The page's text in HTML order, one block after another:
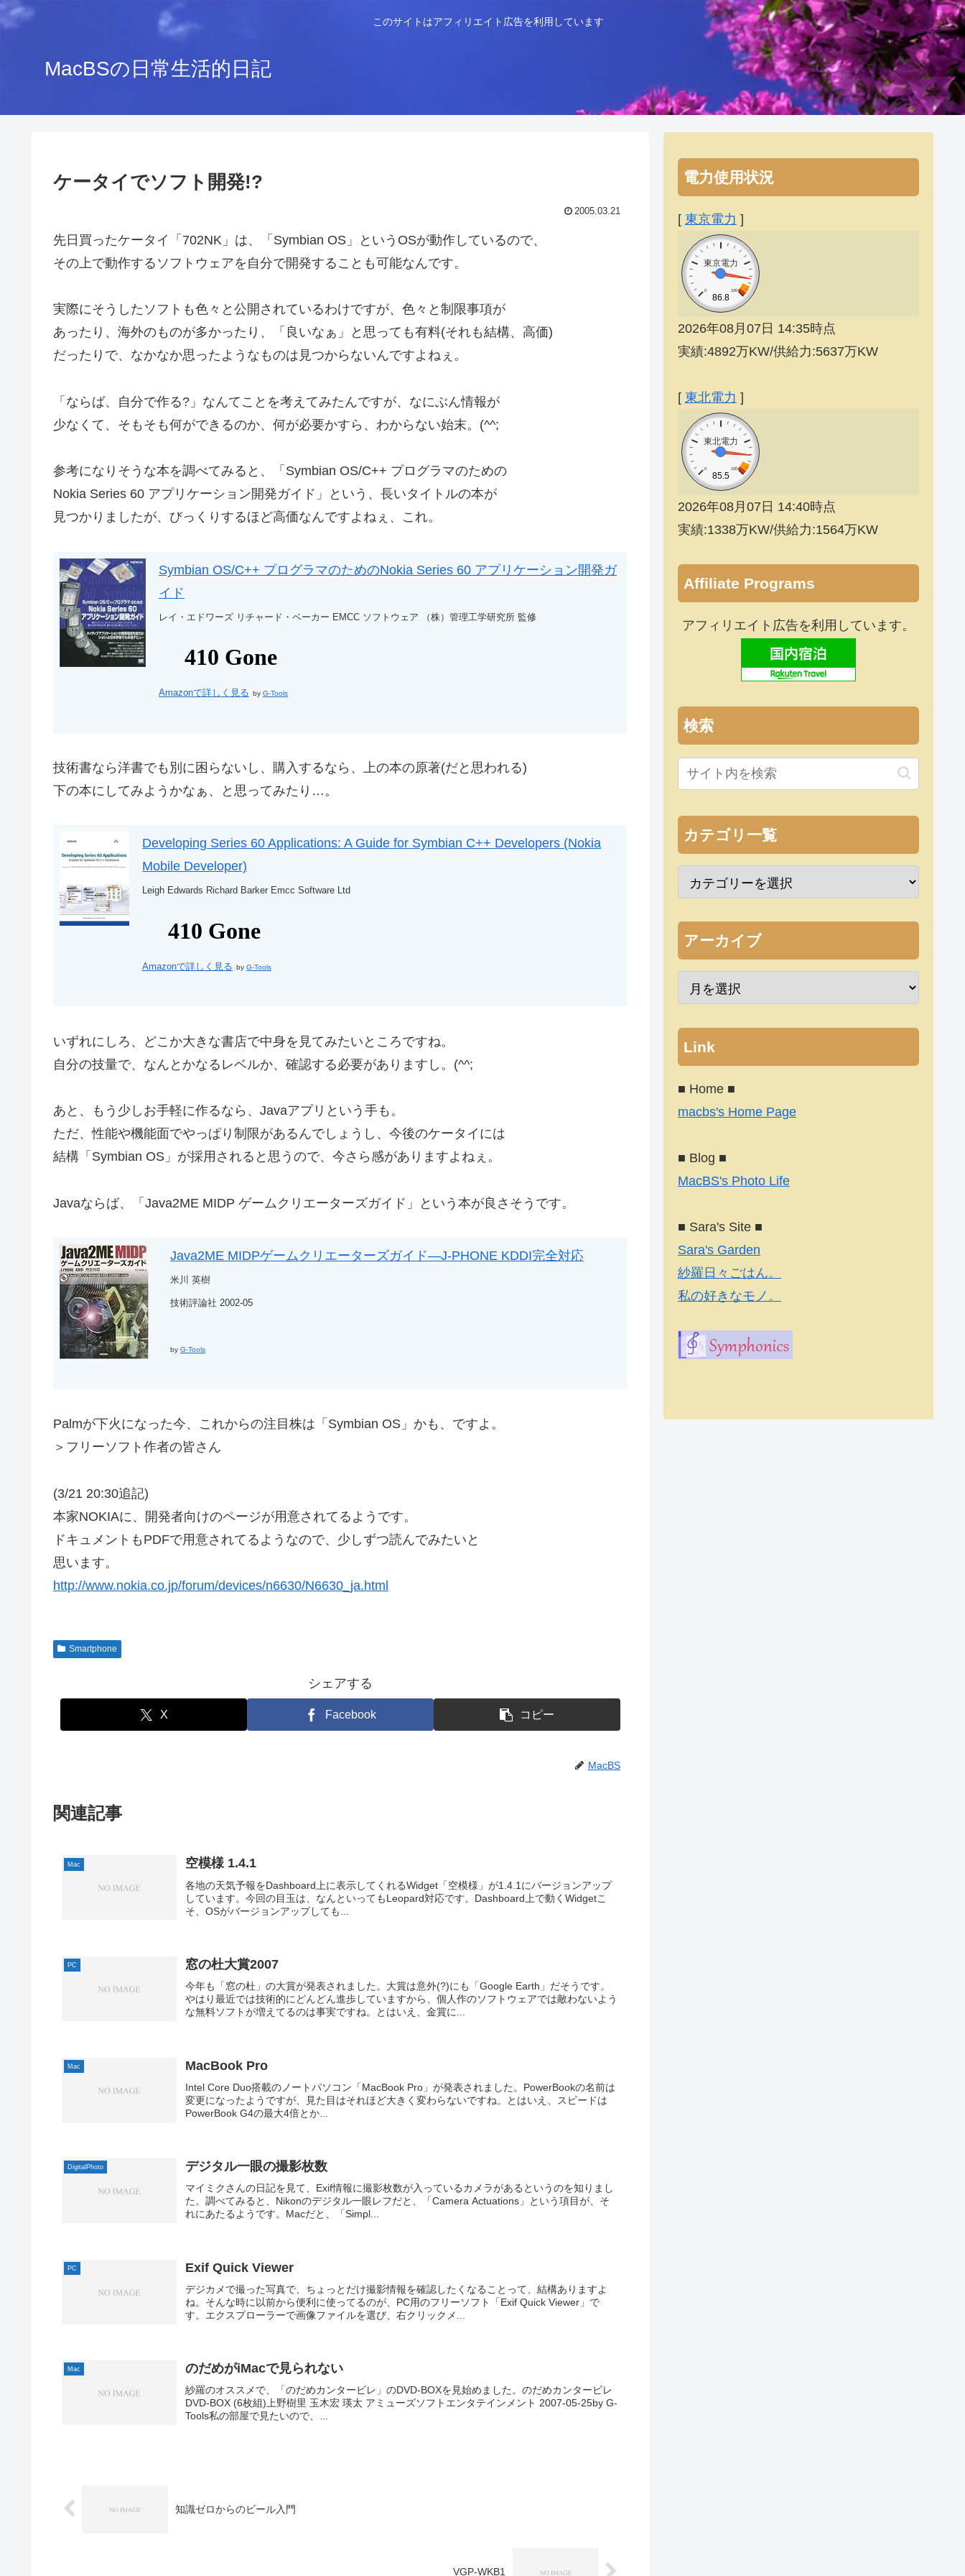
このサイトはアフィリエイト広告を利用しています
MacBSの日常生活的日記
ケータイでソフト開発!?
2005.03.21
先日買ったケータイ「702NK」は、「Symbian OS」というOSが動作しているので、
その上で動作するソフトウェアを自分で開発することも可能なんです。
実際にそうしたソフトも色々と公開されているわけですが、色々と制限事項が
あったり、海外のものが多かったり、「良いなぁ」と思っても有料(それも結構、高価)
だったりで、なかなか思ったようなものは見つからないんですよねぇ。
「ならば、自分で作る?」なんてことを考えてみたんですが、なにぶん情報が
少なくて、そもそも何ができるのか、何が必要かすら、わからない始末。(^^;
参考になりそうな本を調べてみると、「Symbian OS/C++ プログラマのための
Nokia Series 60 アプリケーション開発ガイド」という、長いタイトルの本が
見つかりましたが、びっくりするほど高価なんですよねぇ、これ。
Symbian OS/C++ プログラマのためのNokia Series 60 アプリケーション開発ガ
イド
レイ・エドワーズ リチャード・ベーカー EMCC ソフトウェア （株）管理工学研究所 監修
Amazonで詳しく見る by G-Tools
技術書なら洋書でも別に困らないし、購入するなら、上の本の原著(だと思われる)
下の本にしてみようかなぁ、と思ってみたり…。
Developing Series 60 Applications: A Guide for Symbian C++ Developers (Nokia
Mobile Developer)
Leigh Edwards Richard Barker Emcc Software Ltd
Amazonで詳しく見る by G-Tools
いずれにしろ、どこか大きな書店で中身を見てみたいところですね。
自分の技量で、なんとかなるレベルか、確認する必要がありますし。(^^;
あと、もう少しお手軽に作るなら、Javaアプリという手も。
ただ、性能や機能面でやっぱり制限があるんでしょうし、今後のケータイには
結構「Symbian OS」が採用されると思うので、今さら感がありますよねぇ。
Javaならば、「Java2ME MIDP ゲームクリエーターズガイド」という本が良さそうです。
Java2ME MIDPゲームクリエーターズガイド―J‐PHONE KDDI完全対応
米川 英樹
技術評論社 2002-05
by G-Tools
Palmが下火になった今、これからの注目株は「Symbian OS」かも、ですよ。
＞フリーソフト作者の皆さん
(3/21 20:30追記)
本家NOKIAに、開発者向けのページが用意されてるようです。
ドキュメントもPDFで用意されてるようなので、少しずつ読んでみたいと
思います。
http://www.nokia.co.jp/forum/devices/n6630/N6630_ja.html
Smartphone
シェアする
X Facebook コピー
MacBS
関連記事
Mac 空模様 1.4.1
各地の天気予報をDashboard上に表示してくれるWidget「空模様」が1.4.1にバージョンアップ
しています。今回の目玉は、なんといってもLeopard対応です。Dashboard上で動くWidgetこ
そ、OSがバージョンアップしても...
PC 窓の杜大賞2007
今年も「窓の杜」の大賞が発表されました。大賞は意外(?)にも「Google Earth」だそうです。
やはり最近では技術的にどんどん進歩していますから、個人作のソフトウェアでは敵わないよう
な無料ソフトが増えてるのは事実ですね。とはいえ、金賞に...
Mac MacBook Pro
Intel Core Duo搭載のノートパソコン「MacBook Pro」が発表されました。PowerBookの名前は
変更になったようですが、見た目はそれほど大きく変わらないですね。とはいえ、スピードは
PowerBook G4の最大4倍とか...
DigitalPhoto デジタル一眼の撮影枚数
マイミクさんの日記を見て、Exif情報に撮影枚数が入っているカメラがあるというのを知りまし
た。調べてみると、Nikonのデジタル一眼レフだと、「Camera Actuations」という項目が、そ
れにあたるようです。Macだと、「Simpl...
PC Exif Quick Viewer
デジカメで撮った写真で、ちょっとだけ撮影情報を確認したくなることって、結構ありますよ
ね。そんな時に以前から便利に使ってるのが、PC用のフリーソフト「Exif Quick Viewer」で
す。エクスプローラーで画像ファイルを選び、右クリックメ...
Mac のだめがiMacで見られない
紗羅のオススメで、「のだめカンタービレ」のDVD-BOXを見始めました。のだめカンタービレ
DVD-BOX (6枚組)上野樹里 玉木宏 瑛太 アミューズソフトエンタテインメント 2007-05-25by G-
Tools私の部屋で見たいので、...
知識ゼロからのビール入門
VGP-WKB1
電力使用状況
[ 東京電力 ]
東京電力
0 100
86.8
2026年08月07日 14:35時点
実績:4892万KW/供給力:5637万KW
[ 東北電力 ]
東北電力
0 100
85.5
2026年08月07日 14:40時点
実績:1338万KW/供給力:1564万KW
Affiliate Programs
アフィリエイト広告を利用しています。
検索
カテゴリ一覧
アーカイブ
Link
■ Home ■
macbs's Home Page
■ Blog ■
MacBS's Photo Life
■ Sara's Site ■
Sara's Garden
紗羅日々ごはん。
私の好きなモノ。